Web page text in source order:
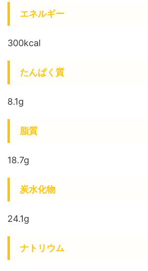
エネルギー
300kcal
たんぱく質
8.1g
脂質
18.7g
炭水化物
24.1g
ナトリウム